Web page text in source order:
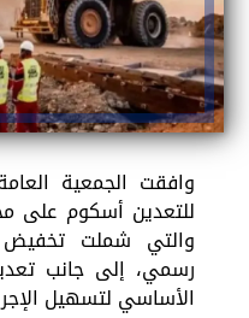
وافقت الجمعية
للتعدين أسكوم على
والتي شملت
رسمي، إلى جانب
الأساسي لتسهيل